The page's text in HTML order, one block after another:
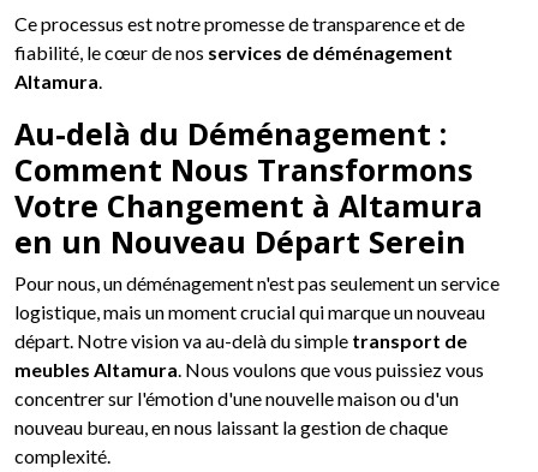
Ce processus est notre promesse de transparence et de
fiabilité, le cœur de nos services de déménagement
Altamura.
Au-delà du Déménagement :
Comment Nous Transformons
Votre Changement à Altamura
en un Nouveau Départ Serein
Pour nous, un déménagement n'est pas seulement un service
logistique, mais un moment crucial qui marque un nouveau
départ. Notre vision va au-delà du simple transport de
meubles Altamura. Nous voulons que vous puissiez vous
concentrer sur l'émotion d'une nouvelle maison ou d'un
nouveau bureau, en nous laissant la gestion de chaque
complexité.